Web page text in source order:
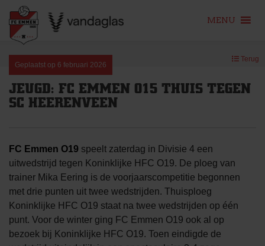
content
MENU
Geplaatst op 6 februari 2026
Terug
JEUGD: FC EMMEN O15 THUIS TEGEN
SC HEERENVEEN
FC Emmen O19 speelt zaterdag in Divisie 4 een
uitwedstrijd tegen Koninklijke HFC O19. De ploeg van
trainer Mika Eering is de voorjaarscompetitie begonnen
met drie punten uit twee wedstrijden. Thuisploeg
Koninklijke HFC O19 staat na twee wedstrijden op één
punt. Voor de winter ging FC Emmen O19 ook al op
bezoek bij Koninklijke HFC O19. Toen eindigde de